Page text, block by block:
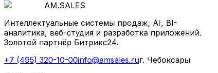
AM.SALES
Интеллектуальные системы продаж, AI, BI-
аналитика, веб-студия и разработка приложений.
Золотой партнёр Битрикс24.
+7 (495) 320-10-00info@amsales.ruг. Чебоксары